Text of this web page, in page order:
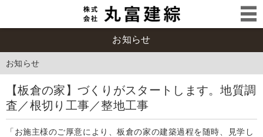
お知らせ
お知らせ
【板倉の家】づくりがスタートします。地質調
査／根切り工事／整地工事
「お施主様のご厚意により、板倉の家の建築過程を随時、見学し